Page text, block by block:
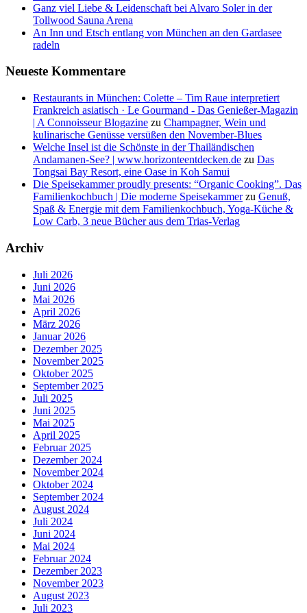
Ganz viel Liebe & Leidenschaft bei Alvaro Soler in der
Tollwood Sauna Arena
An Inn und Etsch entlang von München an den Gardasee
radeln
Neueste Kommentare
Restaurants in München: Colette – Tim Raue interpretiert
Frankreich asiatisch · Le Gourmand - Das Genießer-Magazin
| A Connoisseur Blogazine zu Champagner, Wein und
kulinarische Genüsse versüßen den November-Blues
Welche Insel ist die Schönste in der Thailändischen
Andamanen-See? | www.horizonteentdecken.de zu Das
Tongsai Bay Resort, eine Oase in Koh Samui
Die Speisekammer proudly presents: “Organic Cooking”. Das
Familienkochbuch | Die moderne Speisekammerzu Genuß,
Spaß & Energie mit dem Familienkochbuch, Yoga-Küche &
Low Carb, 3 neue Bücher aus dem Trias-Verlag
Archiv
Juli 2026
Juni 2026
Mai 2026
April 2026
März 2026
Januar 2026
Dezember 2025
November 2025
Oktober 2025
September 2025
Juli 2025
Juni 2025
Mai 2025
April 2025
Februar 2025
Dezember 2024
November 2024
Oktober 2024
September 2024
August 2024
Juli 2024
Juni 2024
Mai 2024
Februar 2024
Dezember 2023
November 2023
August 2023
Juli 2023